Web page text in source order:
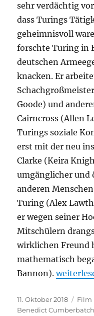
sehr verdächtig
dass Turings
geheimnisvoll
forschte Turing in
deutschen
knacken. Er
Goode) und
Cairncross (Allen
Turings soziale
erst mit der neu
Clarke (Keira
umgänglicher und
anderen
Turing (Alex
er wegen seiner
Mitschülern
wirklichen Freund
mathematisch
Bannon).„The
Veröffentlicht
am
11. Oktober 2018 Film
Benedict Cumberbatch